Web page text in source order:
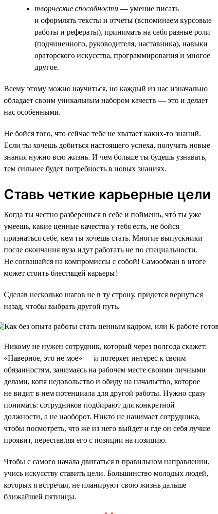
творческие способности — умение писать
и оформлять тексты и отчеты (вспоминаем курсовые
работы и рефераты), принимать на себя разные роли
(подчиненного, руководителя, наставника), навыки
ораторского искусства, программирования и многое
другое.
Всему этому можно научиться, но каждый из нас изначально
обладает своим уникальным набором качеств — это и делает
нас особенными.
Не бойся того, что сейчас тебе не хватает каких-то знаний.
Если ты хочешь добиться настоящего успеха, получать новые
знания нужно всю жизнь. И чем больше ты будешь узнавать,
тем сильнее будет потребность в новых знаниях.
Ставь четкие карьерные цели
Когда ты честно разберешься в себе и поймешь, чтó ты уже
умеешь, какие ценные качества у тебя есть, не бойся
признаться себе, кем ты хочешь стать. Многие выпускники
после окончания вуза идут работать не по специальности.
Не соглашайся на компромиссы с собой! Самообман в итоге
может стоить блестящей карьеры!
Сделав несколько шагов не в ту строну, придется вернуться
назад, чтобы выбрать другой путь.
Никому не нужен сотрудник, который через полгода скажет:
«Наверное, это не мое» — и потеряет интерес к своим
обязанностям, занимаясь на рабочем месте своими личными
делами, копя недовольство и обиду на начальство, которое
не видит в нем потенциала для другой работы. Нужно сразу
понимать: сотрудников подбирают для конкретной
должности, а не наоборот. Никто не нанимает сотрудника,
чтобы посмотреть, что же из него выйдет и где он себя лучше
проявит, переставляя его с позиции на позицию.
Чтобы с самого начала двигаться в правильном направлении,
учись искусству ставить цели. Большинство молодых людей,
которых я встречал, не планируют свою жизнь дальше
ближайшей пятницы.